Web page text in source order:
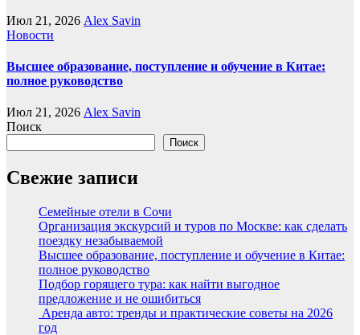
Июл 21, 2026 Alex Savin
Новости
Высшее образование, поступление и обучение в Китае:
полное руководство
Июл 21, 2026 Alex Savin
Поиск
Поиск
Свежие записи
Семейные отели в Сочи
Организация экскурсий и туров по Москве: как сделать
поездку незабываемой
Высшее образование, поступление и обучение в Китае:
полное руководство
Подбор горящего тура: как найти выгодное
предложение и не ошибиться
Аренда авто: тренды и практические советы на 2026
год